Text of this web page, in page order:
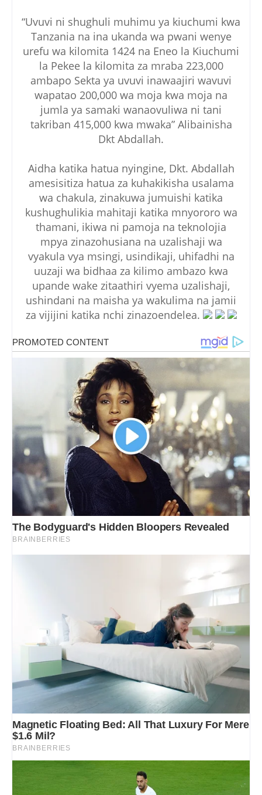
“Uvuvi ni shughuli muhimu ya kiuchumi kwa
Tanzania na ina ukanda wa pwani wenye
urefu wa kilomita 1424 na Eneo la Kiuchumi
la Pekee la kilomita za mraba 223,000
ambapo Sekta ya uvuvi inawaajiri wavuvi
wapatao 200,000 wa moja kwa moja na
jumla ya samaki wanaovuliwa ni tani
takriban 415,000 kwa mwaka” Alibainisha
Dkt Abdallah.
Aidha katika hatua nyingine, Dkt. Abdallah
amesisitiza hatua za kuhakikisha usalama
wa chakula, zinakuwa jumuishi katika
kushughulikia mahitaji katika mnyororo wa
thamani, ikiwa ni pamoja na teknolojia
mpya zinazohusiana na uzalishaji wa
vyakula vya msingi, usindikaji, uhifadhi na
uuzaji wa bidhaa za kilimo ambazo kwa
upande wake zitaathiri vyema uzalishaji,
ushindani na maisha ya wakulima na jamii
za vijijini katika nchi zinazoendelea.